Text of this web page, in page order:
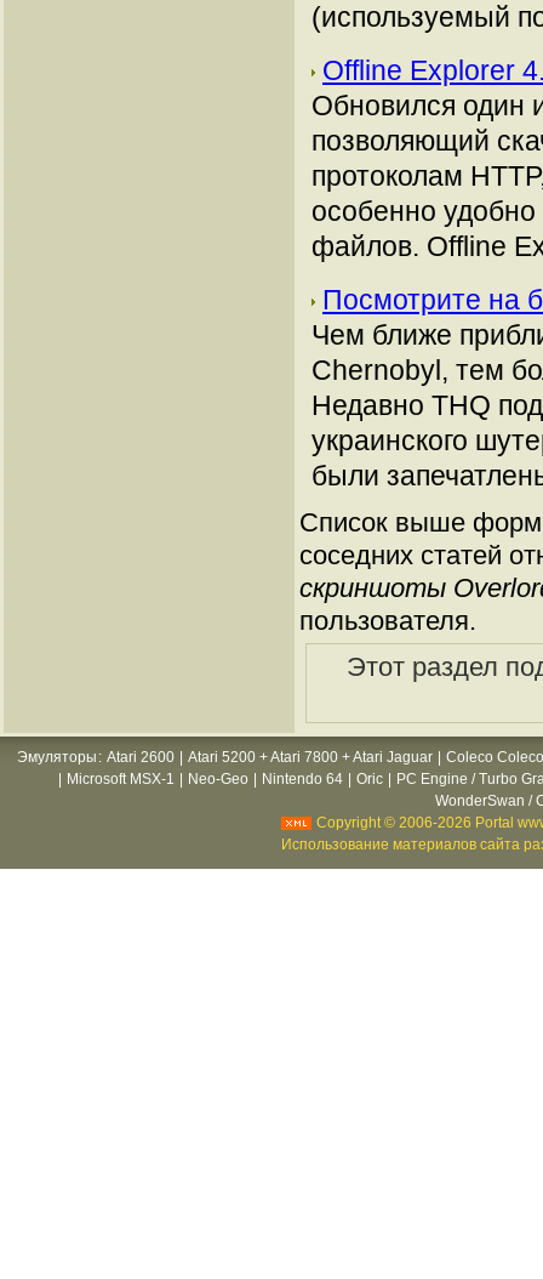
(используемый
Offline Explorer
Обновился один
позволяющий
протоколам
особенно удобно
файлов. Offline
Посмотрите на
Чем ближе
Chernobyl, тем
Недавно THQ
украинского
были
Список выше
соседних статей
скриншоты
пользователя.
Этот раздел
Эмуляторы : Atari 2600 Atari 5200 + Atari 7800 + Atari Jaguar
Coleco
Microsoft MSX-1 Neo-Geo Nintendo 64 Oric
PC Engine / Turbo
WonderSwan /
Copyright © 2006-2026 Portal
Использование материалов сайта